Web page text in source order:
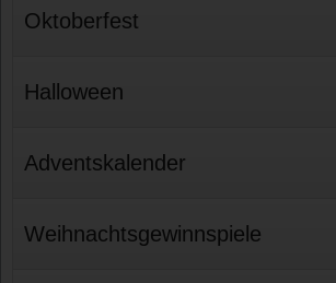
Oktoberfest
Halloween
Adventskalender
Weihnachtsgewinnspiele